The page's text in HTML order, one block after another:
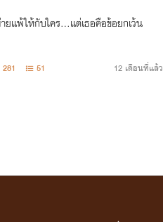
ยแพ้ให้กับใคร...แต่เธอคือข้อยกเว้น
281 51 12 เดือนที่แล้ว